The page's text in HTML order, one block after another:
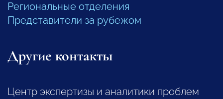
Региональные отделения
Представители за рубежом
Другие контакты
Центр экспертизы и аналитики проблем